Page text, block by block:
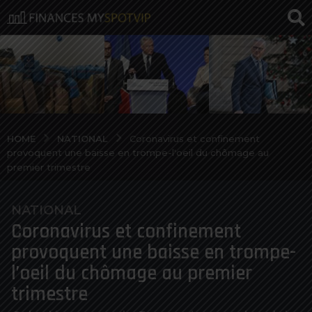
HOME NATIONAL
Coronavirus et confinement
provoquent une baisse en trompe-l'oeil du chômage au
premier trimestre
6
a
o
s
a
NATIONAL
Coronavirus et confinement
provoquent une baisse en trompe-
l’oeil du chômage au premier
trimestre